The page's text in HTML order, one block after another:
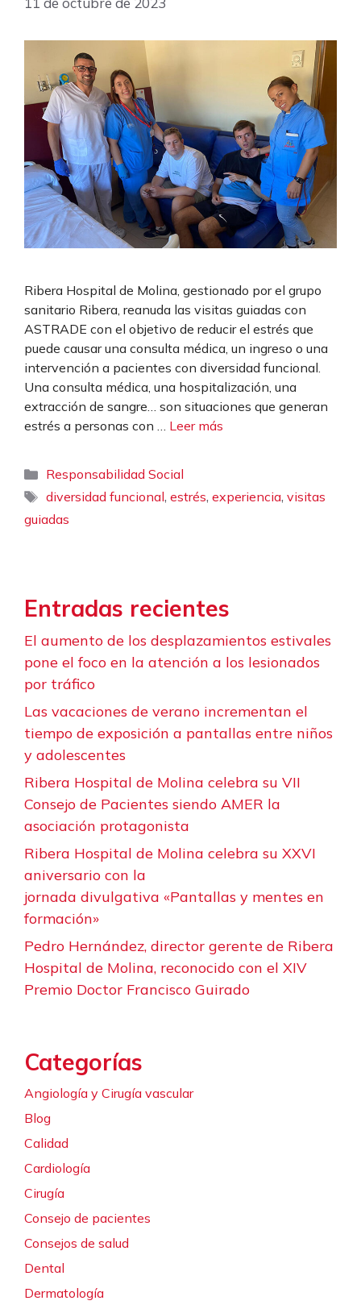
Ribera Hospital de Molina, gestionado por el grupo
sanitario Ribera, reanuda las visitas guiadas con
ASTRADE con el objetivo de reducir el estrés que
puede causar una consulta médica, un ingreso o una
intervención a pacientes con diversidad funcional.
Una consulta médica, una hospitalización, una
extracción de sangre… son situaciones que generan
estrés a personas con … Leer más
Categorías
Responsabilidad Social
Etiquetas
diversidad funcional,estrés,experiencia,visitas
guiadas
Entradas recientes
El aumento de los desplazamientos estivales
pone el foco en la atención a los lesionados
por tráfico
Las vacaciones de verano incrementan el
tiempo de exposición a pantallas entre niños
y adolescentes
Ribera Hospital de Molina celebra su VII
Consejo de Pacientes siendo AMER la
asociación protagonista
Ribera Hospital de Molina celebra su XXVI
aniversario con la
jornada divulgativa «Pantallas y mentes en
formación»
Pedro Hernández, director gerente de Ribera
Hospital de Molina, reconocido con el XIV
Premio Doctor Francisco Guirado
Categorías
Angiología y Cirugía vascular
Blog
Calidad
Cardiología
Cirugía
Consejo de pacientes
Consejos de salud
Dental
Dermatología